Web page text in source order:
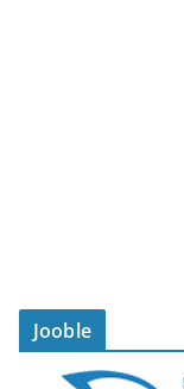
Jooble